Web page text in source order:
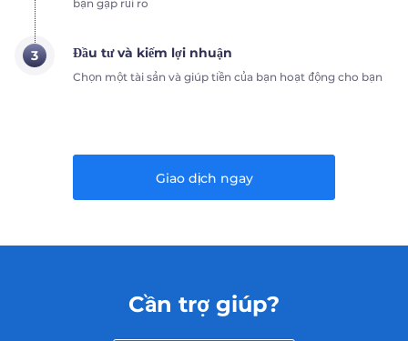
bạn gặp rủi ro
3 Đầu tư và kiếm lợi nhuận
Chọn một tài sản và giúp tiền của bạn hoạt động cho bạn
Giao dịch ngay
Cần trợ giúp?